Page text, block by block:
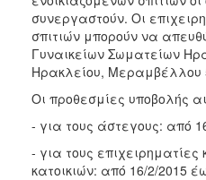
συνεργαστούν. Οι
σπιτιών μπορούν να
Γυναικείων Σωματείων
Ηρακλείου, Μεραμβέλλου
Οι προθεσμίες υποβολής
- για τους άστεγους: από
- για τους επιχειρηματίες
κατοικιών: από 16/2/2015